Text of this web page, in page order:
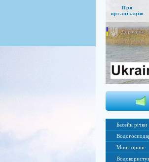
Про
організацію
Державне
Басейн річки
Моніторинг